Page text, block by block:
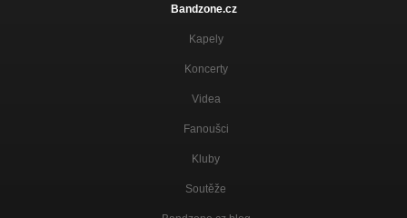
Bandzone.cz
Kapely
Koncerty
Videa
Fanoušci
Kluby
Soutěže